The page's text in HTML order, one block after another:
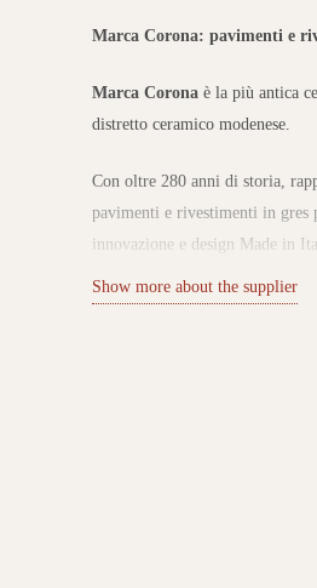
Marca Corona: pavimenti e
Marca Coronaè la più antica
distretto ceramico modenese.
Con oltre 280 anni di storia,
pavimenti e rivestimenti in gres
innovazione e design Made in
Collezioni di gres porcellanato
Show more about the supplier